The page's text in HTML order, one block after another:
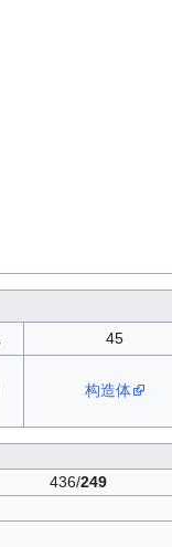
45
构造体
436/249